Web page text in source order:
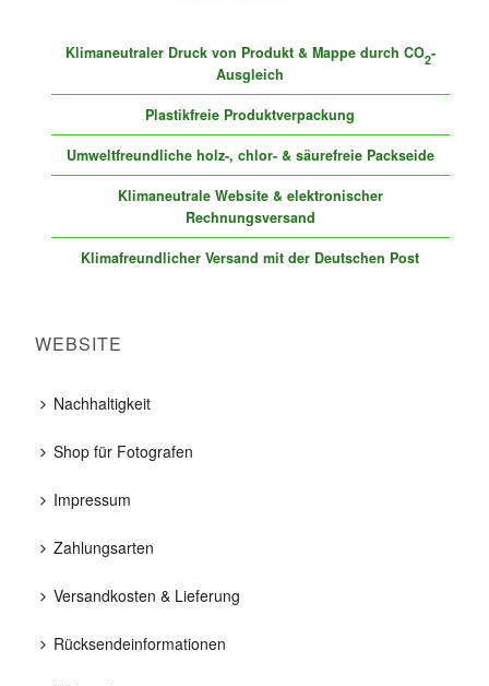
Klimaneutraler Druck von Produkt & Mappe durch CO2-
Ausgleich
Plastikfreie Produktverpackung
Umweltfreundliche holz-, chlor- & säurefreie Packseide
Klimaneutrale Website & elektronischer
Rechnungsversand
Klimafreundlicher Versand mit der Deutschen Post
WEBSITE
Nachhaltigkeit
Shop für Fotografen
Impressum
Zahlungsarten
Versandkosten & Lieferung
Rücksendeinformationen